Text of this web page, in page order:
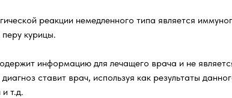
реакции немедленного типа является
курицы.
информацию для лечащего врача и не
ставит врач, используя как результаты
т.д.